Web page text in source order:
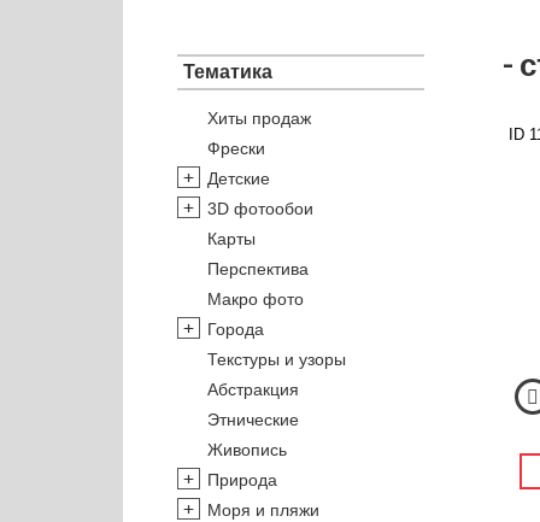
Тематика
Хиты продаж
Фрески
Детские
3D фотообои
Карты
Перспектива
Макро фото
Города
Текстуры и узоры
Абстракция
Этнические
Живопись
Природа
Моря и пляжи
-
ID